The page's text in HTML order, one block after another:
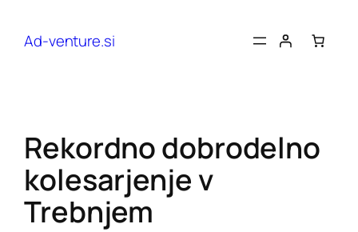
vsebino
Ad-venture.si
Rekordno dobrodelno
kolesarjenje v
Trebnjem